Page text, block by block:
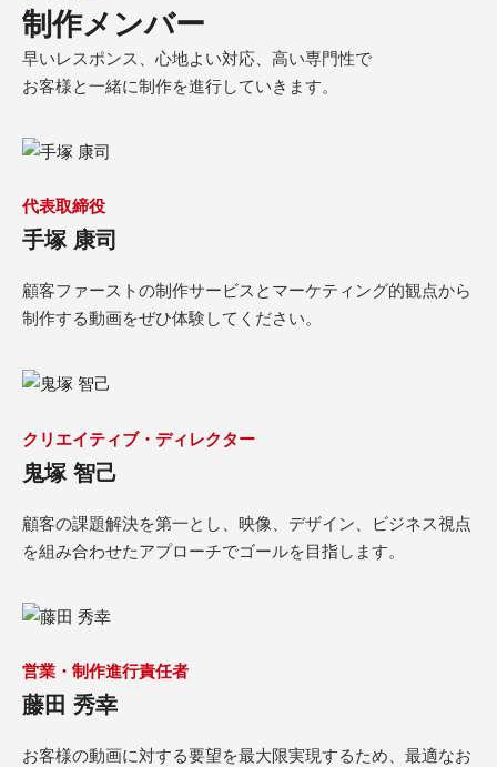
制作メンバー
早いレスポンス、心地よい対応、高い専門性で
お客様と一緒に制作を進行していきます。
代表取締役
手塚 康司
顧客ファーストの制作サービスとマーケティング的観点から
制作する動画をぜひ体験してください。
クリエイティブ・ディレクター
鬼塚 智己
顧客の課題解決を第一とし、映像、デザイン、ビジネス視点
を組み合わせたアプローチでゴールを目指します。
営業・制作進行責任者
藤田 秀幸
お客様の動画に対する要望を最大限実現するため、最適なお